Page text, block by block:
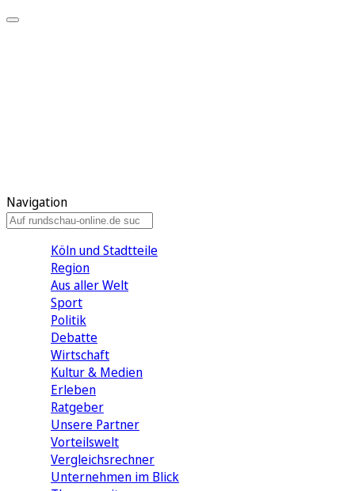
Navigation
Köln und Stadtteile
Region
Aus aller Welt
Sport
Politik
Debatte
Wirtschaft
Kultur & Medien
Erleben
Ratgeber
Unsere Partner
Vorteilswelt
Vergleichsrechner
Unternehmen im Blick